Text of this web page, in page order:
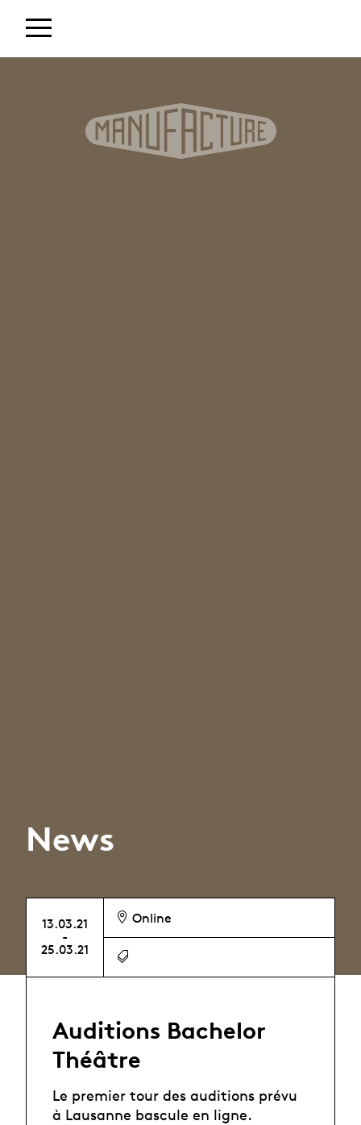
News
13.03.21
-
25.03.21
Online
Auditions Bachelor
Théâtre
Le premier tour des auditions prévu
à Lausanne bascule en ligne.